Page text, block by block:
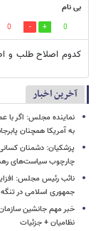
بی نام
0
0
کدوم اصلاح طلب و
آخرین اخبار
نماینده مجلس: اگر با
به آمریکا همچنان
پزشکیان: دشمنان
چارچوب سیاست‌های
نائب رئیس مجلس:
جمهوری اسلامی در
خبر مهم جانشین
نظامیان + جزئیات